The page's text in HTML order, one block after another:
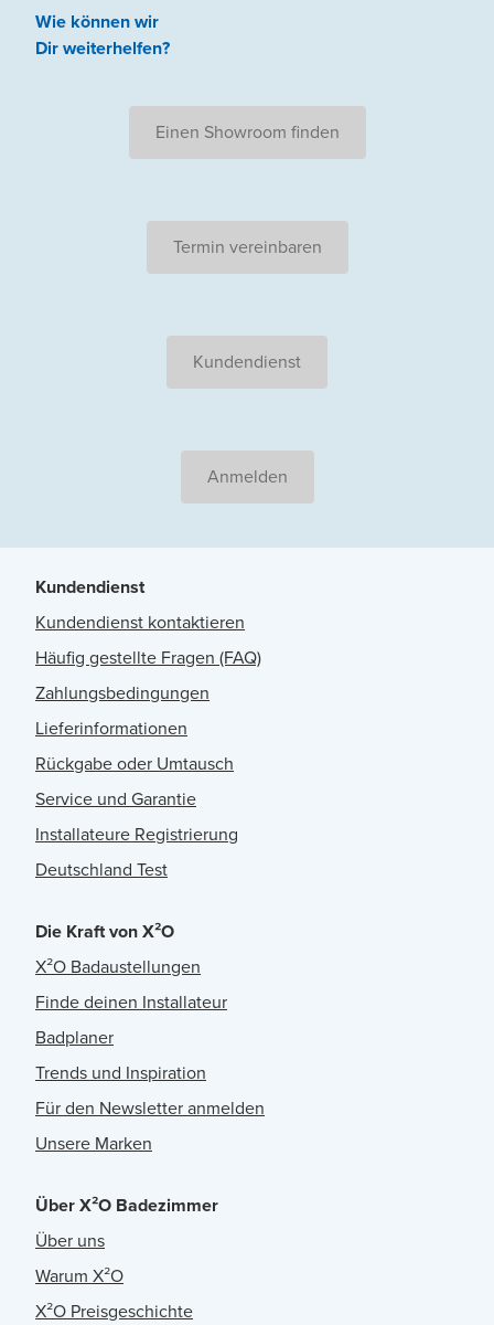
Wie können wir
Dir weiterhelfen?
Einen Showroom finden
Termin vereinbaren
Kundendienst
Anmelden
Kundendienst
Kundendienst kontaktieren
Häufig gestellte Fragen (FAQ)
Zahlungsbedingungen
Lieferinformationen
Rückgabe oder Umtausch
Service und Garantie
Installateure Registrierung
Deutschland Test
Die Kraft von X²O
X²O Badaustellungen
Finde deinen Installateur
Badplaner
Trends und Inspiration
Für den Newsletter anmelden
Unsere Marken
Über X²O Badezimmer
Über uns
Warum X²O
X²O Preisgeschichte